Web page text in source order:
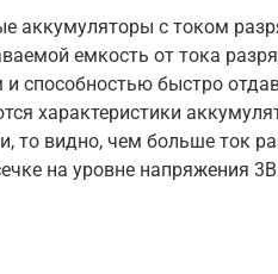
аккумуляторы с током
емкость от тока
способностью быстро
характеристики
то видно, чем больше ток
на уровне напряжения